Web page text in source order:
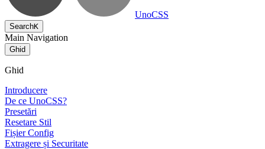
UnoCSS
SearchK
Main Navigation
Ghid
Ghid
Introducere
De ce UnoCSS?
Presetări
Resetare Stil
Fișier Config
Extragere și Securitate